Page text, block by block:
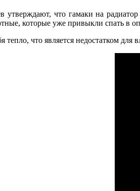
что гамаки на
которые уже привыкли спать в
тепло, что является недостатком